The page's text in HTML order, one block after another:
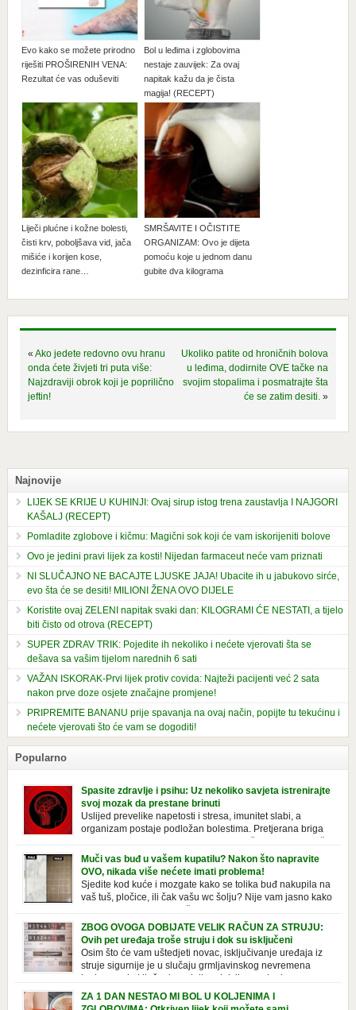
Evo kako se možete prirodno
riješiti PROŠIRENIH VENA:
Rezultat će vas oduševiti
Bol u leđima i zglobovima
nestaje zauvijek: Za ovaj
napitak kažu da je čista
magija! (RECEPT)
Liječi plućne i kožne bolesti,
čisti krv, poboljšava vid, jača
mišiće i korijen kose,
dezinficira rane…
SMRŠAVITE I OČISTITE
ORGANIZAM: Ovo je dijeta
pomoću koje u jednom danu
gubite dva kilograma
« Ako jedete redovno ovu hranu
onda ćete živjeti tri puta više:
Najzdraviji obrok koji je poprilično
jeftin!
Ukoliko patite od hroničnih bolova
u leđima, dodirnite OVE tačke na
svojim stopalima i posmatrajte šta
će se zatim desiti. »
Najnovije
LIJEK SE KRIJE U KUHINJI: Ovaj sirup istog trena zaustavlja I NAJGORI
KAŠALJ (RECEPT)
Pomladite zglobove i kičmu: Magični sok koji će vam iskorijeniti bolove
Ovo je jedini pravi lijek za kosti! Nijedan farmaceut neće vam priznati
NI SLUČAJNO NE BACAJTE LJUSKE JAJA! Ubacite ih u jabukovo sirće,
evo šta će se desiti! MILIONI ŽENA OVO DIJELE
Koristite ovaj ZELENI napitak svaki dan: KILOGRAMI ĆE NESTATI, a tijelo
biti čisto od otrova (RECEPT)
SUPER ZDRAV TRIK: Pojedite ih nekoliko i nećete vjerovati šta se
dešava sa vašim tijelom narednih 6 sati
VAŽAN ISKORAK-Prvi lijek protiv covida: Najteži pacijenti već 2 sata
nakon prve doze osjete značajne promjene!
PRIPREMITE BANANU prije spavanja na ovaj način, popijte tu tekućinu i
nećete vjerovati što će vam se dogoditi!
Popularno
Spasite zdravlje i psihu: Uz nekoliko savjeta istrenirajte
svoj mozak da prestane brinuti
Uslijed prevelike napetosti i stresa, imunitet slabi, a
organizam postaje podložan bolestima. Pretjerana briga
izazvati stres, depresiju, umor i loše zdravstveno stanje. Jeste li znali da
pretjerana briga može povećati broj otkucaja srca, otežati disanje i
izazvati bljedilo lica? Krv se povlači s površine i odlazi […]
Muči vas buđ u vašem kupatilu? Nakon što napravite
OVO, nikada više nećete imati problema!
Sjedite kod kuće i mozgate kako se tolika buđ nakupila na
vaš tuš, pločice, ili čak vašu wc šolju? Nije vam jasno kako
ne izgleda nikako lijepo. Na svu sreću, donosimo vam jednostavan
pripravak koji sami možete napraviti u vašem domu, a […]
ZBOG OVOGA DOBIJATE VELIK RAČUN ZA STRUJU:
Ovih pet uređaja troše struju i dok su isključeni
Osim što će vam uštedjeti novac, isključivanje uređaja iz
struje sigurnije je u slučaju grmljavinskog nevremena
kada su svi uključeni uređaji pod rizikom od udara groma.
Znate li da vaši kućanski aparati vode tajni život dok su isključeni? Ovo
je popis uređaja koji troše električnu energiju čak i kada su u stanju
ZA 1 DAN NESTAO MI BOL U KOLJENIMA I